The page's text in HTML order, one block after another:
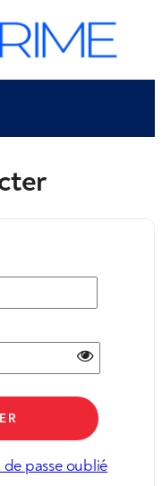
passe oublié